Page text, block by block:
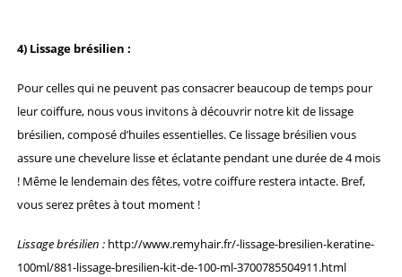
4) Lissage brésilien :
Pour celles qui ne peuvent pas consacrer beaucoup de temps pour
leur coiffure, nous vous invitons à découvrir notre kit de lissage
brésilien, composé d’huiles essentielles. Ce lissage brésilien vous
assure une chevelure lisse et éclatante pendant une durée de 4 mois
! Même le lendemain des fêtes, votre coiffure restera intacte. Bref,
vous serez prêtes à tout moment !
Lissage brésilien : http://www.remyhair.fr/-lissage-bresilien-keratine-
100ml/881-lissage-bresilien-kit-de-100-ml-3700785504911.html